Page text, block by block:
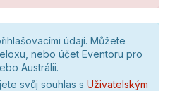
údají. Můžete
nebo účet Eventoru pro
Austrálii.
svůj souhlas s Uživatelským